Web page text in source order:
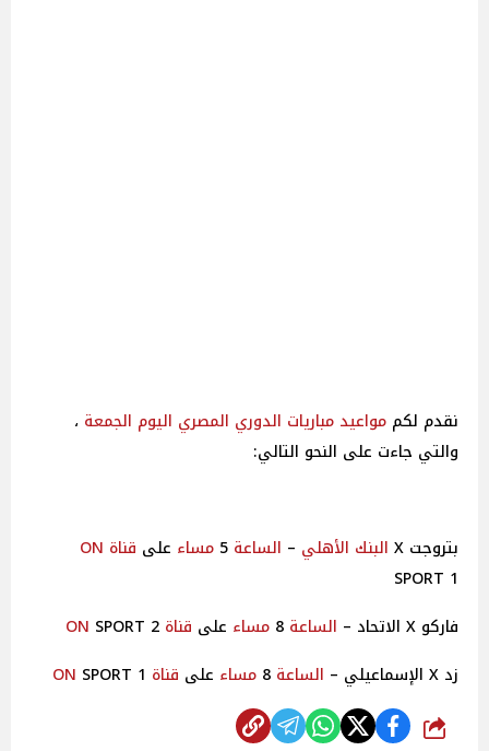
نقدم لكم مواعيد مباريات الدوري المصري اليوم الجمعة ،
والتي جاءت على النحو التالي:
بتروجت X البنك الأهلي – الساعة مساء على قناة ON
SPORT 1
فاركو X الاتحاد –
الساعة مساء على قناة ON SPORT 2
زد X الإسماعيلي –
الساعة مساء على قناة ON SPORT 1
شارك